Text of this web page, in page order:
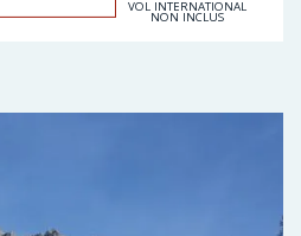
VOL INTERNATIONAL
NON INCLUS